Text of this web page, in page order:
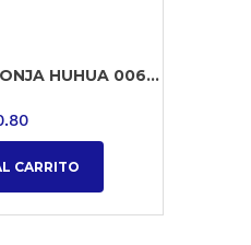
HUHUA 006...
CARRITO